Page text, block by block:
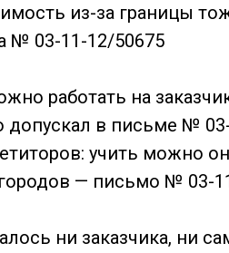
из-за границы
№ 03-11-12/50675
работать на
в письме №
учить можно
— письмо № 03-
ни заказчика, ни